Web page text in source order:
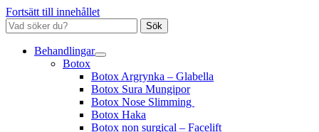
Fortsätt till innehållet
Sök
Behandlingar
Botox
Botox Argrynka – Glabella
Botox Sura Mungipor
Botox Nose Slimming
Botox Haka
Botox non surgical – Facelift